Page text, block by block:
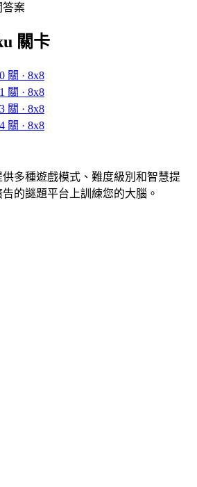
答案
關卡
關 · 8x8
關 · 8x8
關 · 8x8
關 · 8x8
多種遊戲模式、難度級別和智慧提
的謎題平台上訓練您的大腦。